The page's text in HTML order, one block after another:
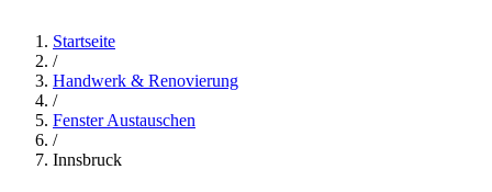
Startseite
/
Handwerk & Renovierung
/
Fenster Austauschen
/
Innsbruck